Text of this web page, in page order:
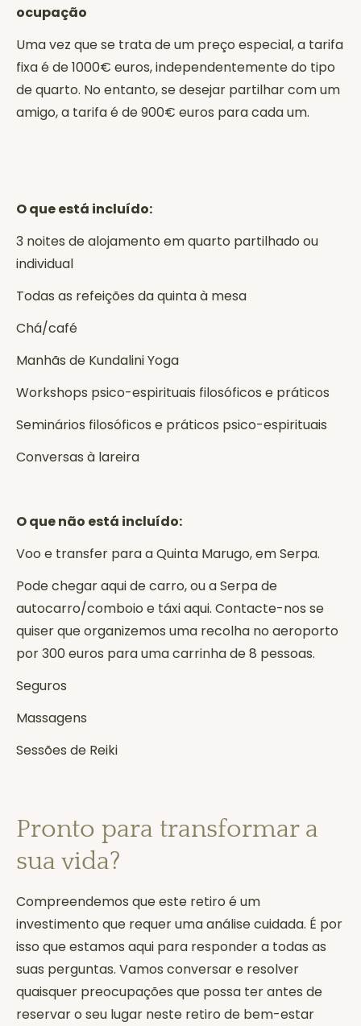
ocupação
Uma vez que se trata de um preço especial, a tarifa
fixa é de 1000€ euros, independentemente do tipo
de quarto. No entanto, se desejar partilhar com um
amigo, a tarifa é de 900€ euros para cada um.
O que está incluído:
3 noites de alojamento em quarto partilhado ou
individual
Todas as refeições da quinta à mesa
Chá/café
Manhãs de Kundalini Yoga
Workshops psico-espirituais filosóficos e práticos
Seminários filosóficos e práticos psico-espirituais
Conversas à lareira
O que não está incluído:
Voo e transfer para a Quinta Marugo, em Serpa.
Pode chegar aqui de carro, ou a Serpa de
autocarro/comboio e táxi aqui. Contacte-nos se
quiser que organizemos uma recolha no aeroporto
por 300 euros para uma carrinha de 8 pessoas.
Seguros
Massagens
Sessões de Reiki
Pronto para transformar a
sua vida?
Compreendemos que este retiro é um
investimento que requer uma análise cuidada. É por
isso que estamos aqui para responder a todas as
suas perguntas. Vamos conversar e resolver
quaisquer preocupações que possa ter antes de
reservar o seu lugar neste retiro de bem-estar